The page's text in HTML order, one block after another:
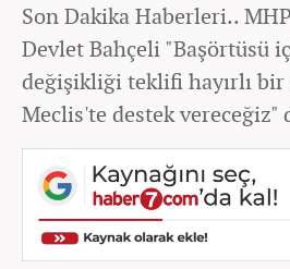
Son Dakika Haberleri..
Devlet Bahçeli "Başörtüsü
değişikliği teklifi hayırlı bir
Meclis'te destek vereceğiz"